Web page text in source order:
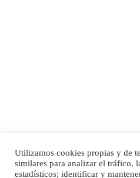
SHIBA PERDIDO AVDA JOSE MESA Y
PERRO MACHO RAZA SHIBA CON
Utilizamos cookies propias y de
similares para analizar el tráfico,
estadísticos; identificar y